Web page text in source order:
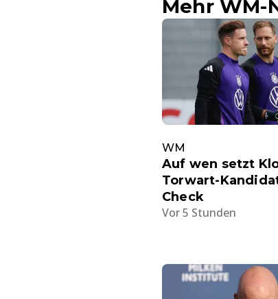
Mehr WM-
WM
Auf wen setzt
Torwart-
Check
Vor 5 Stunden